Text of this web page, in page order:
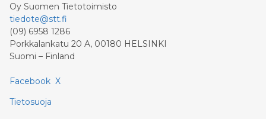
Oy Suomen Tietotoimisto
tiedote@stt.fi
(09) 6958 1286
Porkkalankatu 20 A, 00180 HELSINKI
Suomi – Finland
Facebook X
Tietosuoja